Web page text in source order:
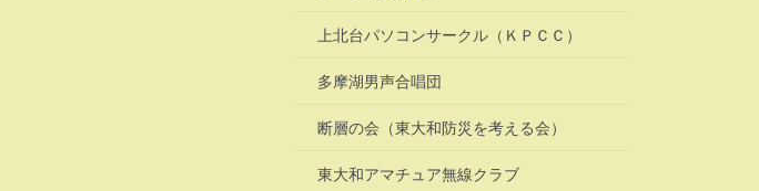
上北台パソコンサークル（ＫＰＣＣ）
多摩湖男声合唱団
断層の会（東大和防災を考える会）
東大和アマチュア無線クラブ